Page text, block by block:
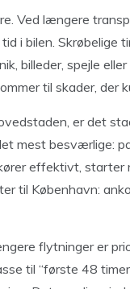
Ved længere
i bilen. Skrøbelige
billeder, spejle
til skader, der
er det
mest besværlige:
effektivt,
til København:
flytninger er
til “første 48